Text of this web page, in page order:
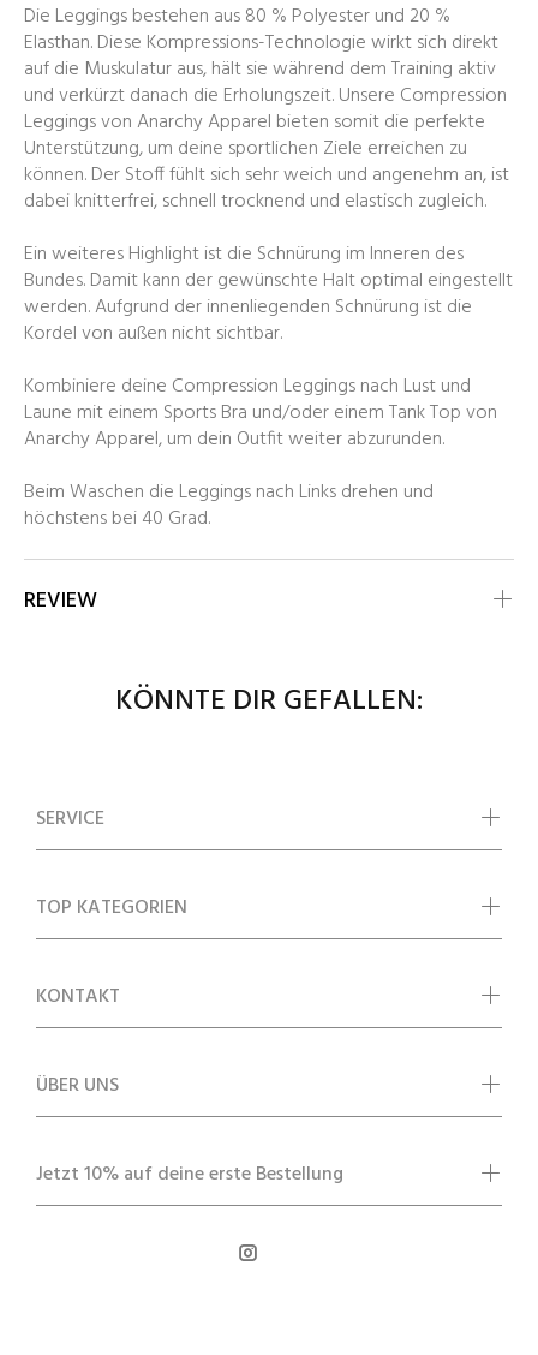
Die Leggings bestehen aus 80 % Polyester und 20 %
Elasthan. Diese Kompressions-Technologie wirkt sich direkt
auf die Muskulatur aus, hält sie während dem Training aktiv
und verkürzt danach die Erholungszeit. Unsere Compression
Leggings von Anarchy Apparel bieten somit die perfekte
Unterstützung, um deine sportlichen Ziele erreichen zu
können. Der Stoff fühlt sich sehr weich und angenehm an, ist
dabei knitterfrei, schnell trocknend und elastisch zugleich.
Ein weiteres Highlight ist die Schnürung im Inneren des
Bundes. Damit kann der gewünschte Halt optimal eingestellt
werden. Aufgrund der innenliegenden Schnürung ist die
Kordel von außen nicht sichtbar.
Kombiniere deine Compression Leggings nach Lust und
Laune mit einem Sports Bra und/oder einem Tank Top von
Anarchy Apparel, um dein Outfit weiter abzurunden.
Beim Waschen die Leggings nach Links drehen und
höchstens bei 40 Grad.
REVIEW
KÖNNTE DIR GEFALLEN:
Jetzt 10% auf deine erste Bestellung
SERVICE
TOP KATEGORIEN
KONTAKT
ÜBER UNS